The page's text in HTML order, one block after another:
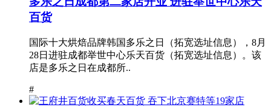
百货
国际十大烘焙品牌韩国多乐之日（拓宽选址信息），8月
28日进驻成都举世中心乐天百货（拓宽选址信息）。该
店是多乐之日在成都所..
#